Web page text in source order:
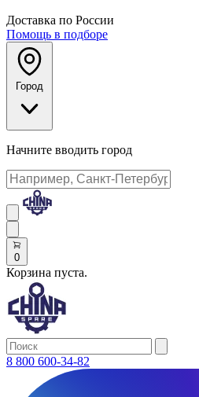
Доставка по России
Помощь в подборе
Город
Начните вводить город
0
Корзина пуста.
8 800 600-34-82